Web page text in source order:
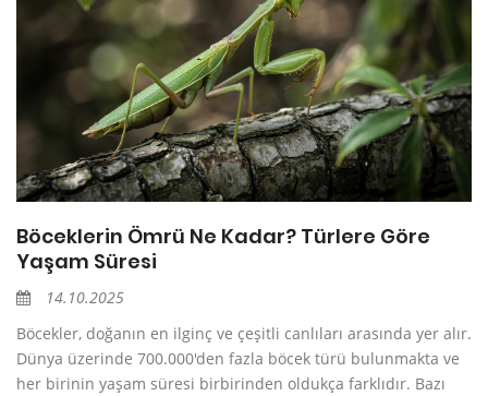
Böceklerin Ömrü Ne Kadar? Türlere Göre
Yaşam Süresi
14.10.2025
Böcekler, doğanın en ilginç ve çeşitli canlıları arasında yer alır.
Dünya üzerinde 700.000'den fazla böcek türü bulunmakta ve
her birinin yaşam süresi birbirinden oldukça farklıdır. Bazı